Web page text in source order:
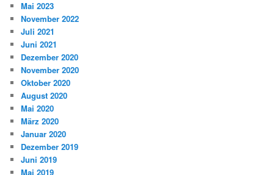
Mai 2023
November 2022
Juli 2021
Juni 2021
Dezember 2020
November 2020
Oktober 2020
August 2020
Mai 2020
März 2020
Januar 2020
Dezember 2019
Juni 2019
Mai 2019